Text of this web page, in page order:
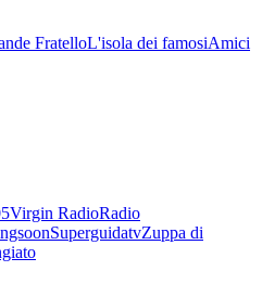
FratelloL'isola dei famosiAmici
Virgin RadioRadio
SuperguidatvZuppa di